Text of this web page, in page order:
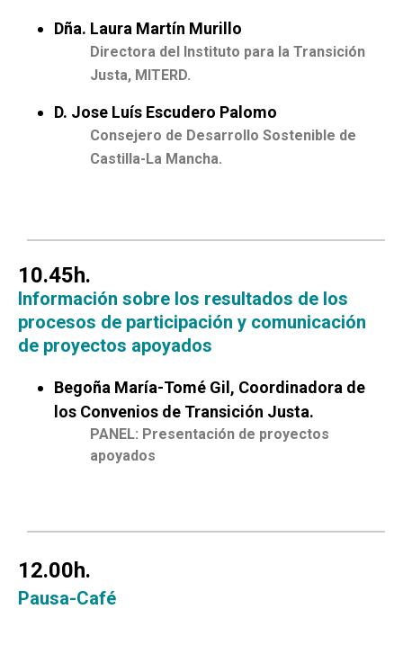
Dña. Laura Martín Murillo
Directora del Instituto para la Transición
Justa, MITERD.
D. Jose Luís Escudero Palomo
Consejero de Desarrollo Sostenible de
Castilla-La Mancha.
10.45h.
Información sobre los resultados de los
procesos de participación y comunicación
de proyectos apoyados
Begoña María-Tomé Gil, Coordinadora de
los Convenios de Transición Justa.
PANEL: Presentación de proyectos
apoyados
12.00h.
Pausa-Café